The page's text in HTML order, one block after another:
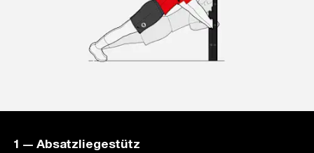
1 — Absatzliegestütz